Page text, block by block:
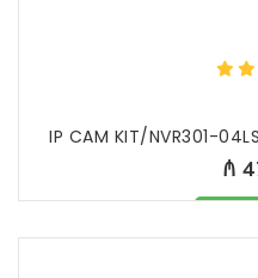
IP CAM KIT/NVR301-
₼
Məhsul